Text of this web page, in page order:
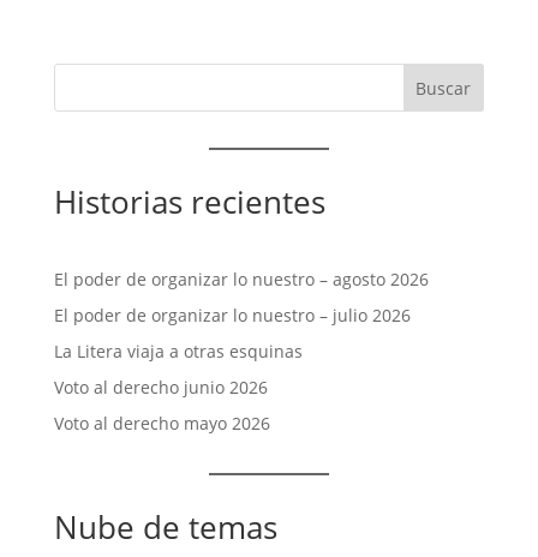
Historias recientes
El poder de organizar lo nuestro – agosto 2026
El poder de organizar lo nuestro – julio 2026
La Litera viaja a otras esquinas
Voto al derecho junio 2026
Voto al derecho mayo 2026
Nube de temas